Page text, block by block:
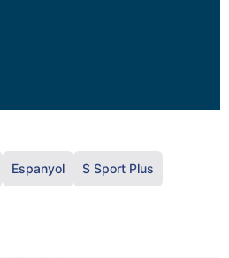
Espanyol S Sport Plus